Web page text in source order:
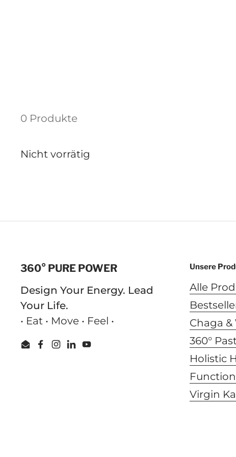
0 Produkte
Nicht vorrätig
360° PURE POWER
Design Your Energy. Lead
Your Life.
• Eat • Move • Feel •
EmailFacebook
Instagram
LinkedIn
YouTube
Unsere
Alle
Chaga
360°
Holistic
Virgin